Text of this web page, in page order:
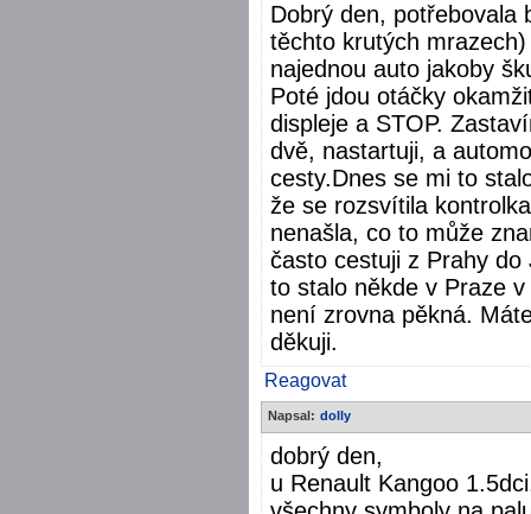
Dobrý den, potřebovala
těchto krutých
najednou auto jakoby
Poté jdou otáčky
displeje a STOP.
dvě, nastartuji, a
cesty.Dnes se mi to
že se rozsvítila
nenašla, co to může
často cestuji z Prahy
to stalo někde v Praze
není zrovna pěkná.
děkuji.
Reagovat
Napsal: dolly
dobrý den,
u Renault Kangoo